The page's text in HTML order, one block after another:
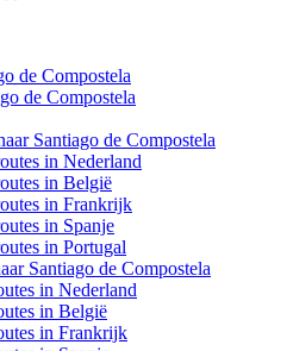
de Compostela
de Compostela
Santiago de Compostela
in Nederland
in België
in Frankrijk
in Spanje
in Portugal
Santiago de Compostela
in Nederland
in België
in Frankrijk